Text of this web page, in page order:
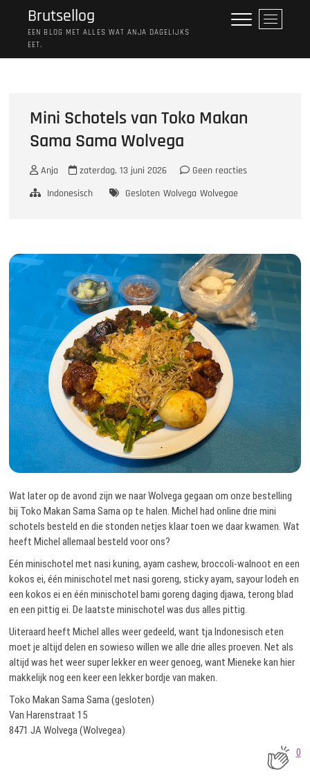
Brutsellog
EEN BLOG MET ALLES WAT ANJA DAGELIJKS
EET.
M
e
Mini Schotels van Toko Makan
Sama Sama Wolvega
Anja zaterdag, 13 juni 2026
Geen reacties
Indonesisch
Gesloten Wolvega Wolvegae
Wat later op de avond zijn we naar Wolvega gegaan om onze bestelling
bij Toko Makan Sama Sama op te halen. Michel had online drie mini
schotels besteld en die stonden netjes klaar toen we daar kwamen. Wat
heeft Michel allemaal besteld voor ons?
Eén minischotel met nasi kuning, ayam cashew, broccoli-walnoot en een
kokos ei, één minischotel met nasi goreng, sticky ayam, sayour lodeh en
een kokos ei en één minischotel bami goreng daging djawa, terong blad
en een pittig ei. De laatste minischotel was dus alles pittig.
Uiteraard heeft Michel alles weer gedeeld, want tja Indonesisch eten
moet je altijd delen en sowieso willen we alle drie alles proeven. Net als
altijd was het weer super lekker en weer genoeg, want Mieneke kan hier
makkelijk nog een keer een lekker bordje van maken.
Toko Makan Sama Sama (gesloten)
Van Harenstraat 15
8471 JA Wolvega (Wolvegea)
0